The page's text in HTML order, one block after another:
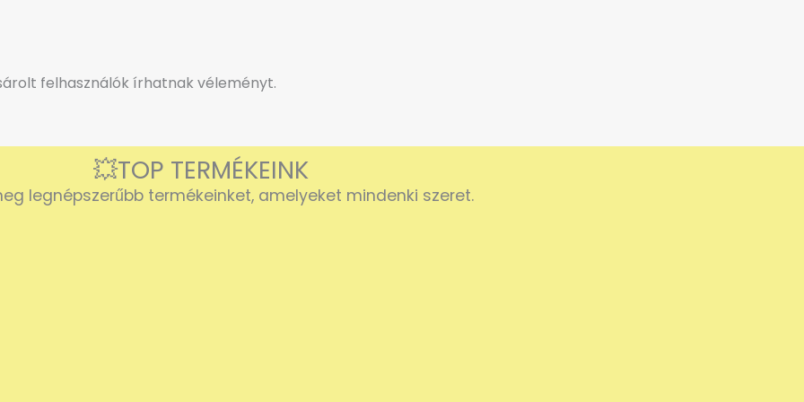
felhasználók írhatnak véleményt.
💥TOP TERMÉKEINK
legnépszerűbb termékeinket, amelyeket mindenki szeret.